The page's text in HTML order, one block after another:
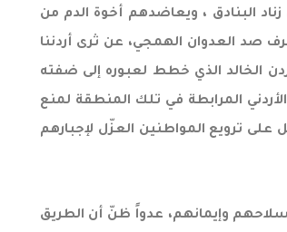
البنادق ، ويعاضدهم أخوة الدم من
صد العدوان الهمجي، عن ثرى أردننا
الخالد الذي خطط لعبوره إلى ضفته
المرابطة في تلك المنطقة لمنع
ترويع المواطنين العزّل لإجبارهم
بسلاحهم وإيمانهم، عدواً ظنّ أن الطريق